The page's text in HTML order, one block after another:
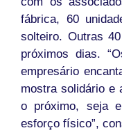
fábrica, 60
solteiro. Outras
próximos dias.
empresário
mostra solidário e
o próximo, seja
esforço físico”,